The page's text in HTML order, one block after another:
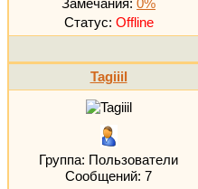
Замечания: 0%
Статус: Offline
Tagiiil
Группа: Пользователи
Сообщений: 7